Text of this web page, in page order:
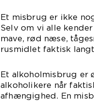
Et misbrug er ikke
Selv om vi alle
mave, rød næse,
rusmidlet faktisk
Et alkoholmisbrug er
alkoholikere når
afhængighed. En